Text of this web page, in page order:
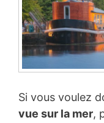
Si vous voulez
vue sur la mer,